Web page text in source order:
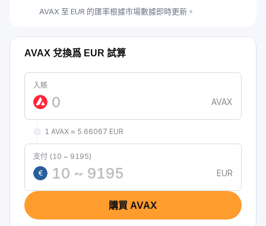
AVAX 至 EUR 的匯率根據市場數據即時更新。
AVAX 兌換爲 EUR 試算
入賬
AVAX
1 AVAX ≈ 5.66067 EUR
支付 (10 ~ 9195)
€
EUR
購買 AVAX